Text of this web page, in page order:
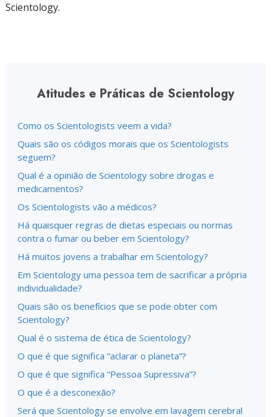
Scientology.
Atitudes e Práticas de Scientology
Como os Scientologists veem a vida?
Quais são os códigos morais que os Scientologists
seguem?
Qual é a opinião de Scientology sobre drogas e
medicamentos?
Os Scientologists vão a médicos?
Há quaisquer regras de dietas especiais ou normas
contra o fumar ou beber em Scientology?
Há muitos jovens a trabalhar em Scientology?
Em Scientology uma pessoa tem de sacrificar a própria
individualidade?
Quais são os benefícios que se pode obter com
Scientology?
Qual é o sistema de ética de Scientology?
O que é que significa “aclarar o planeta”?
O que é que significa “Pessoa Supressiva”?
O que é a desconexão?
Será que Scientology se envolve em lavagem cerebral